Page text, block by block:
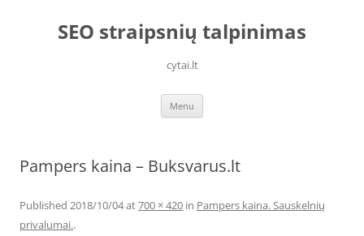
contentSEO straipsnių talpinimas
cytai.lt
Menu
Pampers kaina – Buksvarus.lt
Published 2018/10/04at700 × 420 in Pampers kaina. Sauskelnių
privalumai..